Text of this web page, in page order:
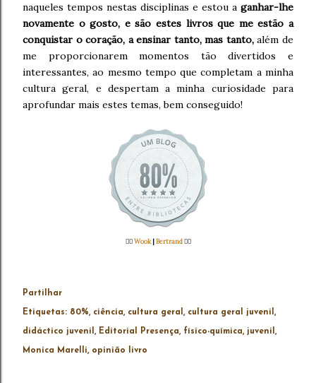
naqueles tempos nestas disciplinas e estou a ganhar-lhe
novamente o gosto, e são estes livros que me estão a
conquistar o coração, a ensinar tanto, mas tanto,além de
me proporcionarem momentos tão divertidos e
interessantes, ao mesmo tempo que completam a minha
cultura geral, e despertam a minha curiosidade para
aprofundar mais estes temas, bem conseguido!
👉🏻Wook| Bertrand👈🏻
Partilhar
Etiquetas: 80% ciência cultura geral cultura geral juvenil
didáctico juvenil Editorial Presença físico-química juvenil
Monica Marelli opinião livro